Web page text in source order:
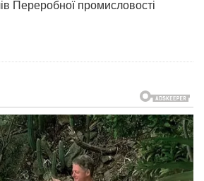
Переробної промисловості